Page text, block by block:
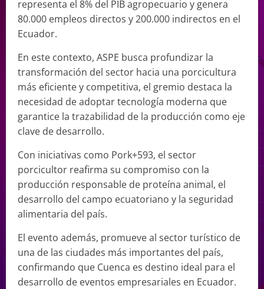
representa el 8% del PIB agropecuario y genera
80.000 empleos directos y 200.000 indirectos en el
Ecuador.
En este contexto, ASPE busca profundizar la
transformación del sector hacia una porcicultura
más eficiente y competitiva, el gremio destaca la
necesidad de adoptar tecnología moderna que
garantice la trazabilidad de la producción como eje
clave de desarrollo.
Con iniciativas como Pork+593, el sector
porcicultor reafirma su compromiso con la
producción responsable de proteína animal, el
desarrollo del campo ecuatoriano y la seguridad
alimentaria del país.
El evento además, promueve al sector turístico de
una de las ciudades más importantes del país,
confirmando que Cuenca es destino ideal para el
desarrollo de eventos empresariales en Ecuador.